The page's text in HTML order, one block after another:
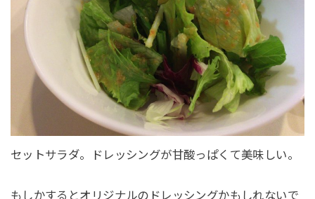
セットサラダ。ドレッシングが甘酸っぱくて美味しい。
もしかするとオリジナルのドレッシングかもしれないで